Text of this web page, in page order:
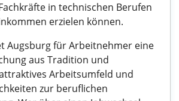
in technischen Berufen
erzielen können.
Augsburg für Arbeitnehmer eine
aus Tradition und
Arbeitsumfeld und
zur beruflichen